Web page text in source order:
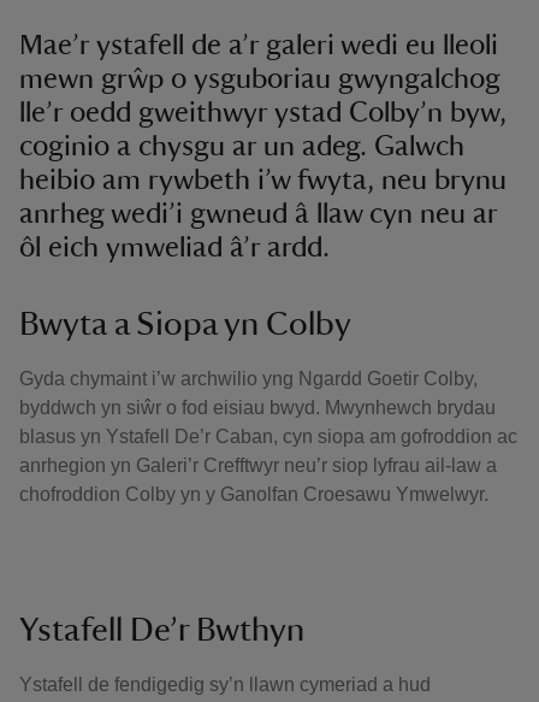
Mae’r ystafell de a’r galeri wedi eu lleoli
mewn grŵp o ysguboriau gwyngalchog
lle’r oedd gweithwyr ystad Colby’n byw,
coginio a chysgu ar un adeg. Galwch
heibio am rywbeth i’w fwyta, neu brynu
anrheg wedi’i gwneud â llaw cyn neu ar
ôl eich ymweliad â’r ardd.
Bwyta a Siopa yn Colby
Gyda chymaint i’w archwilio yng Ngardd Goetir Colby,
byddwch yn siŵr o fod eisiau bwyd. Mwynhewch brydau
blasus yn Ystafell De’r Caban, cyn siopa am gofroddion ac
anrhegion yn Galeri’r Crefftwyr neu’r siop lyfrau ail-law a
chofroddion Colby yn y Ganolfan Croesawu Ymwelwyr.
Ystafell De’r Bwthyn
Ystafell de fendigedig sy’n llawn cymeriad a hud